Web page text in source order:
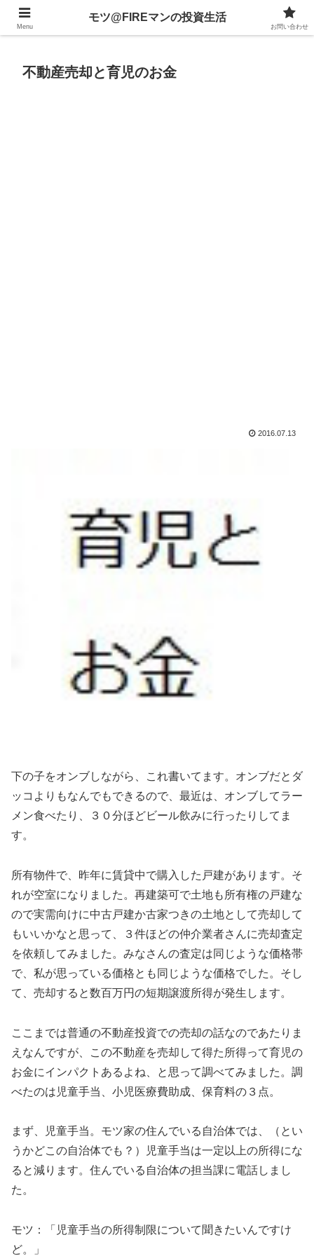
不動産、投資信託、暗号資産、株式、等々への投資について
不動産売却と育児のお金
2016.07.13
下の子をオンブしながら、これ書いてます。オンブだとダ
ッコよりもなんでもできるので、最近は、オンブしてラー
メン食べたり、３０分ほどビール飲みに行ったりしてま
す。
所有物件で、昨年に賃貸中で購入した戸建があります。そ
れが空室になりました。再建築可で土地も所有権の戸建な
ので実需向けに中古戸建か古家つきの土地として売却して
もいいかなと思って、３件ほどの仲介業者さんに売却査定
を依頼してみました。みなさんの査定は同じような価格帯
で、私が思っている価格とも同じような価格でした。そし
て、売却すると数百万円の短期譲渡所得が発生します。
ここまでは普通の不動産投資での売却の話なのであたりま
えなんですが、この不動産を売却して得た所得って育児の
お金にインパクトあるよね、と思って調べてみました。調
べたのは児童手当、小児医療費助成、保育料の３点。
まず、児童手当。モツ家の住んでいる自治体では、（とい
うかどこの自治体でも？）児童手当は一定以上の所得にな
ると減ります。住んでいる自治体の担当課に電話しまし
た。
モツ：「児童手当の所得制限について聞きたいんですけ
ど。」
Menu
モツ@FIREマンの投資生活
お問い合わせ